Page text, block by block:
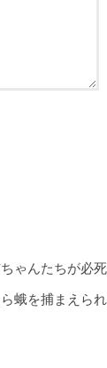
ゃんたちが必
蛾を捕まえら